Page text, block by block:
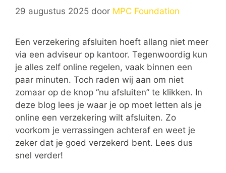
29 augustus 2025 door MPC Foundation
Een verzekering afsluiten hoeft allang niet meer
via een adviseur op kantoor. Tegenwoordig kun
je alles zelf online regelen, vaak binnen een
paar minuten. Toch raden wij aan om niet
zomaar op de knop “nu afsluiten” te klikken. In
deze blog lees je waar je op moet letten als je
online een verzekering wilt afsluiten. Zo
voorkom je verrassingen achteraf en weet je
zeker dat je goed verzekerd bent. Lees dus
snel verder!